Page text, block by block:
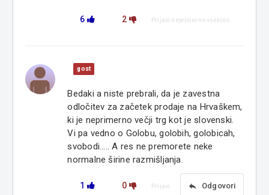
6 2 Prijavi neprimerno vsebino
gost
Bedaki a niste prebrali, da je zavestna
odločitev za začetek prodaje na Hrvaškem,
ki je neprimerno večji trg kot je slovenski.
Vi pa vedno o Golobu, golobih, golobicah,
svobodi..... A res ne premorete neke
normalne širine razmišljanja.
1 0 reply Odgovori
Prijavi